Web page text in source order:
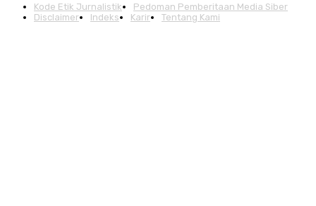
Kode Etik Jurnalistik
Pedoman Pemberitaan Media Siber
Disclaimer
Indeks Karir Tentang Kami